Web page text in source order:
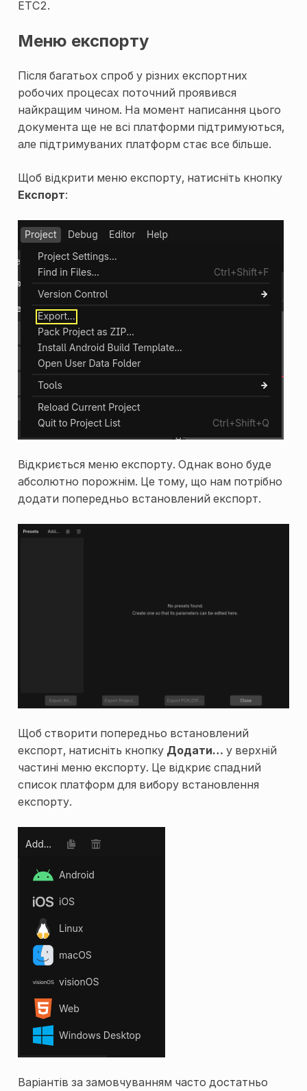
ETC2.
Меню експорту
Після багатьох спроб у різних експортних
робочих процесах поточний проявився
найкращим чином. На момент написання цього
документа ще не всі платформи підтримуються,
але підтримуваних платформ стає все більше.
Щоб відкрити меню експорту, натисніть кнопку
Експорт:
Відкриється меню експорту. Однак воно буде
абсолютно порожнім. Це тому, що нам потрібно
додати попередньо встановлений експорт.
Щоб створити попередньо встановлений
експорт, натисніть кнопку Додати… у верхній
частині меню експорту. Це відкриє спадний
список платформ для вибору встановлення
експорту.
Варіантів за замовчуванням часто достатньо